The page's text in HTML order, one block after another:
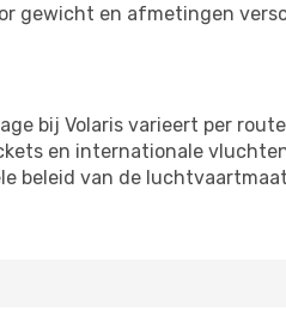
gewicht en afmetingen
bij Volaris varieert per
en internationale
beleid van de